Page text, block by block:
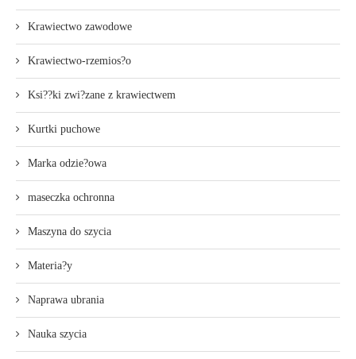
Krawiectwo zawodowe
Krawiectwo-rzemios?o
Ksi??ki zwi?zane z krawiectwem
Kurtki puchowe
Marka odzie?owa
maseczka ochronna
Maszyna do szycia
Materia?y
Naprawa ubrania
Nauka szycia